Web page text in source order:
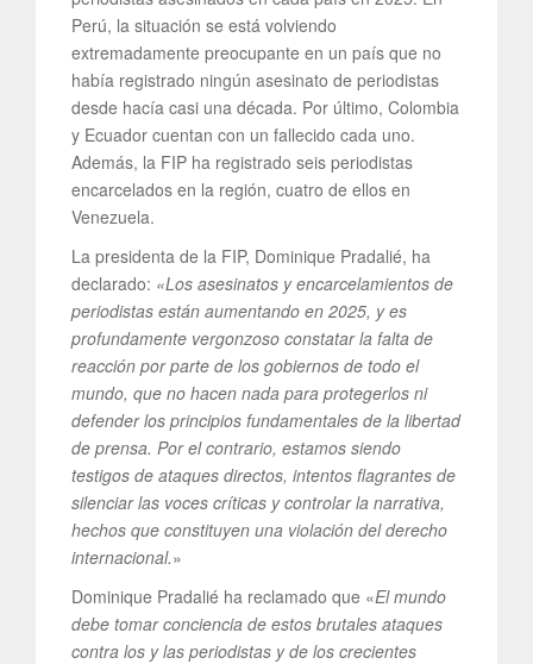
Perú, la situación se está volviendo
extremadamente preocupante en un país que no
había registrado ningún asesinato de periodistas
desde hacía casi una década. Por último, Colombia
y Ecuador cuentan con un fallecido cada uno.
Además, la FIP ha registrado seis periodistas
encarcelados en la región, cuatro de ellos en
Venezuela.
La presidenta de la FIP, Dominique Pradalié, ha
declarado: «Los asesinatos y encarcelamientos de
periodistas están aumentando en 2025, y es
profundamente vergonzoso constatar la falta de
reacción por parte de los gobiernos de todo el
mundo, que no hacen nada para protegerlos ni
defender los principios fundamentales de la libertad
de prensa. Por el contrario, estamos siendo
testigos de ataques directos, intentos flagrantes de
silenciar las voces críticas y controlar la narrativa,
hechos que constituyen una violación del derecho
internacional.»
Dominique Pradalié ha reclamado que «El mundo
debe tomar conciencia de estos brutales ataques
contra los y las periodistas y de los crecientes